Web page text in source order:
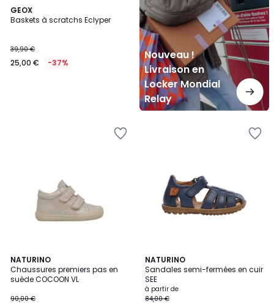
GEOX
Baskets à scratchs Eclyper
39,90 €
25,00 € -37%
Nouveau !
Livraison en
Locker Mondial
Relay
NATURINO
Chaussures premiers pas en
suède COCOON VL
90,00 €
NATURINO
Sandales semi-fermées en cuir
SEE
à partir de
84,00 €
5
/
5
14
Couleurs